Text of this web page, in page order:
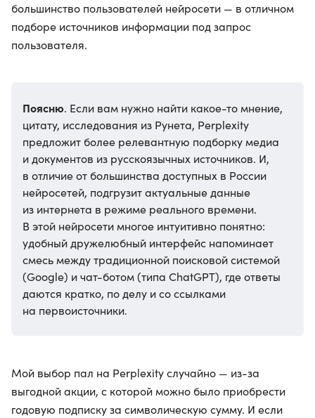
большинство пользователей нейросети — в отличном
подборе источников информации под запрос
пользователя.
Поясню. Если вам нужно найти какое-то мнение,
цитату, исследования из Рунета, Perplexity
предложит более релевантную подборку медиа
и документов из русскоязычных источников. И,
в отличие от большинства доступных в России
нейросетей, подгрузит актуальные данные
из интернета в режиме реального времени.
В этой нейросети многое интуитивно понятно:
удобный дружелюбный интерфейс напоминает
смесь между традиционной поисковой системой
(Google) и чат-ботом (типа ChatGPT), где ответы
даются кратко, по делу и со ссылками
на первоисточники.
Мой выбор пал на Perplexity случайно — из-за
выгодной акции, с которой можно было приобрести
годовую подписку за символическую сумму. И если